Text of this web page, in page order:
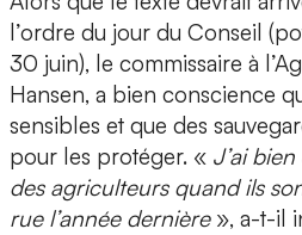
l’ordre du jour du Conseil
30 juin), le commissaire à
Hansen, a bien conscience
sensibles et que des
pour les protéger. « J’ai
des agriculteurs quand ils
rue l’année dernière», a-t-il